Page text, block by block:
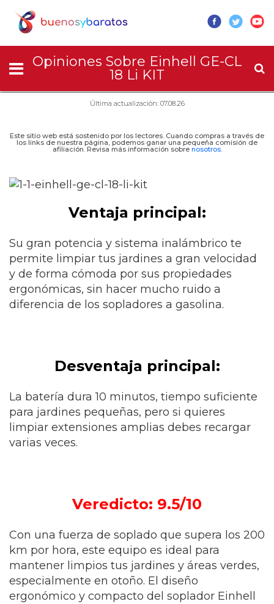
Opiniones Sobre Einhell GE-CL
18 Li KIT
Última actualización: 07.08.26
Este sitio web está sostenido por los lectores. Cuando compras a través de
los links de nuestra página, podemos ganar una pequeña comisión de
afiliación. Revisa más información sobre nosotros.
Ventaja principal:
Su gran potencia y sistema inalámbrico te
permite limpiar tus jardines a gran velocidad
y de forma cómoda por sus propiedades
ergonómicas, sin hacer mucho ruido a
diferencia de los sopladores a gasolina.
Desventaja principal:
La batería dura 10 minutos, tiempo suficiente
para jardines pequeñas, pero si quieres
limpiar extensiones amplias debes recargar
varias veces.
Veredicto: 9.5/10
Con una fuerza de soplado que supera los 200
km por hora, este equipo es ideal para
mantener limpios tus jardines y áreas verdes,
especialmente en otoño. El diseño
ergonómico y compacto del soplador Einhell